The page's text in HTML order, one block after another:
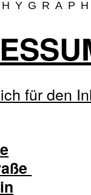
für den